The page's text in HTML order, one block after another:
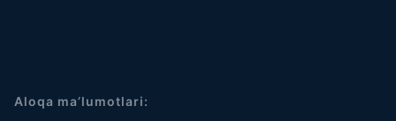
Aloqa ma’lumotlari: